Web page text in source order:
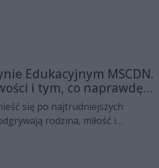
Edukacyjnym MSCDN.
i tym, co naprawdę
się po najtrudniejszych
rodzina, miłość i
Edukacyjnego